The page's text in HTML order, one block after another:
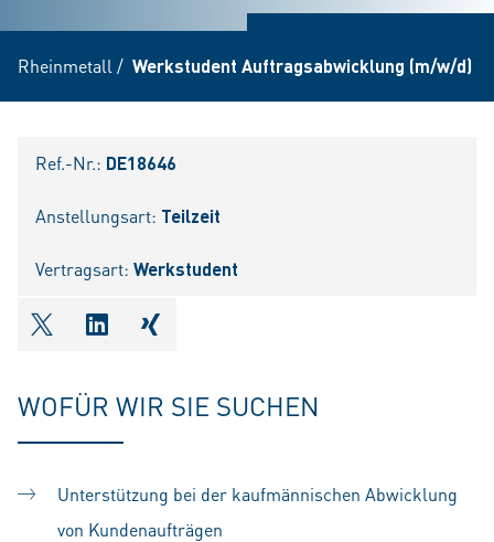
Rheinmetall / Werkstudent Auftragsabwicklung (m/w/d)
Ref.-Nr.: DE18646
Anstellungsart: Teilzeit
Vertragsart: Werkstudent
shareOntwitter
shareOnlinkedIn
shareOnxing
WOFÜR WIR SIE SUCHEN
Unterstützung bei der kaufmännischen Abwicklung
von Kundenaufträgen